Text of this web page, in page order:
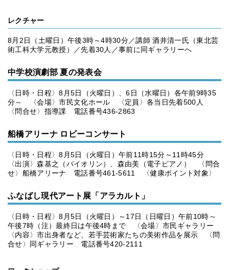
レクチャー
8月2日（土曜日）午後3時～4時30分／講師 酒井清一氏（東北芸
術工科大学元教授）／先着30人／事前に同ギャラリーへ
中学校演劇部 夏の発表会
〈日時・日程〉8月5日（火曜日）、6日（水曜日）各午前9時35
分～ 〈会場〉市民文化ホール 〈定員〉各当日先着500人
〈問合せ〉指導課 電話番号436-2863
船橋アリーナ ロビーコンサート
〈日時・日程〉8月5日（火曜日）午前11時15分～11時45分
〈出演〉森基之（バイオリン）、森由美（電子ピアノ） 〈問合
せ〉船橋アリーナ 電話番号461-5611 〈健康ポイント対象〉
ふなばし現代アート展「アラカルト」
〈日時・日程〉8月5日（火曜日）～17日（日曜日）午前10時～
午後7時（注）最終日は午後4時まで 〈会場〉市民ギャラリー
〈内容〉市出身者など、若手芸術家たちの美術作品を展示 〈問
合せ〉同ギャラリー 電話番号420-2111